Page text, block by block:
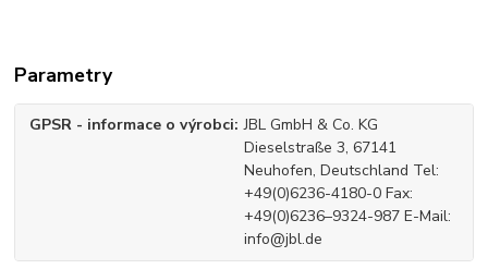
Parametry
GPSR - informace o výrobci JBL GmbH & Co. KG
Dieselstraße 3, 67141
Neuhofen, Deutschland Tel:
+49(0)6236-4180-0 Fax:
+49(0)6236–9324-987 E-Mail:
info@jbl.de